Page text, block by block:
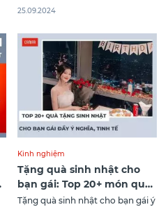
màu sắc, khi mà các bé đã bắt
cách riêng. Lựa chọn món quà
phù hợp không chỉ giúp bé vui vẻ
trong ngày đặc biệt
25.09.2024
Kinh nghiệm
Tặng quà sinh nhật cho
bạn gái: Top 20+ món quà
tinh tế, ý nghĩa
Tặng quà sinh nhật cho bạn gái ý